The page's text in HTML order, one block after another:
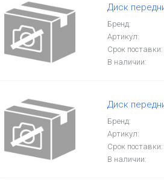
Диск
Бренд:
Артикул:
Срок поставки:
В наличии:
Диск
Бренд:
Артикул:
Срок поставки:
В наличии: